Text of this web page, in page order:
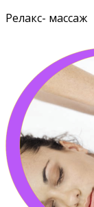
Релакс- массаж